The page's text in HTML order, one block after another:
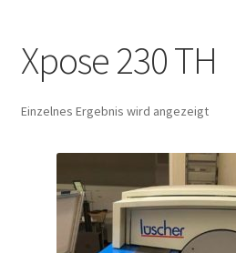
Mein Konto
Xpose 230 TH
Einzelnes Ergebnis wird angezeigt